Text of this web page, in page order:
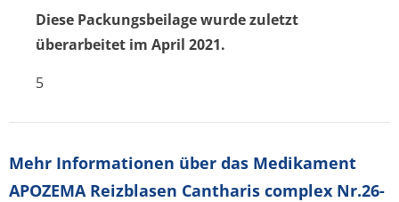
Diese Packungsbeilage wurde zuletzt
überarbeitet im April 2021.
5
Mehr Informationen über das Medikament
APOZEMA Reizblasen Cantharis complex Nr.26-